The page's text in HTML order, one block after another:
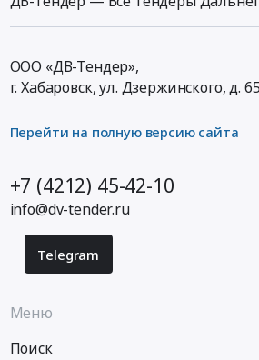
ООО «ДВ-Тендер»,
г. Хабаровск,ул. Дзержинского, д.
Перейти на полную версию сайта
+7 (4212) 45-42-10
info@dv-tender.ru
Telegram
Меню
Поиск